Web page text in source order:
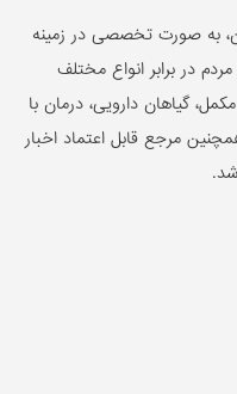
به صورت تخصصی در زمینه
در برابر انواع مختلف
گیاهان دارویی، درمان با
مرجع قابل اعتماد اخبار